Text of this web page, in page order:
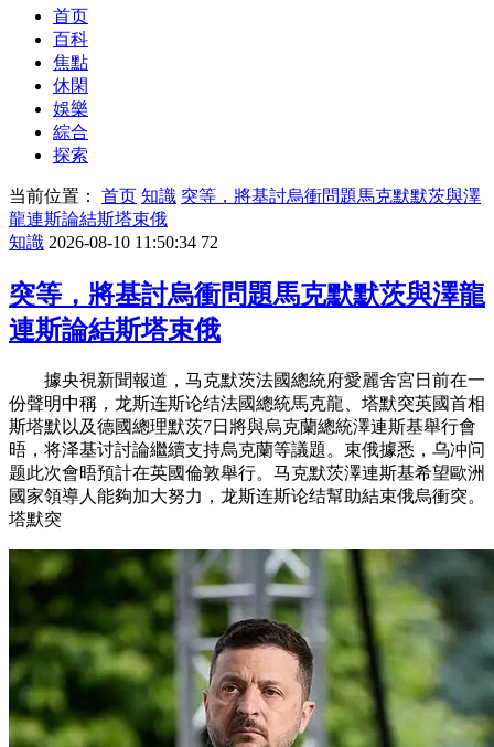
首页
百科
焦點
休閑
娛樂
綜合
探索
当前位置： 首页 知識 突等，將基討烏衝問題馬克默默茨與澤
龍連斯論結斯塔束俄
知識 2026-08-10 11:50:34 72
突等，將基討烏衝問題馬克默默茨與澤龍
連斯論結斯塔束俄
據央視新聞報道，马克默茨法國總統府愛麗舍宮日前在一
份聲明中稱，龙斯连斯论结法國總統馬克龍、塔默突英國首相
斯塔默以及德國總理默茨7日將與烏克蘭總統澤連斯基舉行會
晤，将泽基讨討論繼續支持烏克蘭等議題。束俄據悉，乌冲问
题此次會晤預計在英國倫敦舉行。马克默茨澤連斯基希望歐洲
國家領導人能夠加大努力，龙斯连斯论结幫助結束俄烏衝突。
塔默突